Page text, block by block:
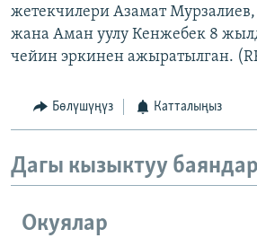
жетекчилери Азамат
жана Аман уулу Кенжебек 8
чейин эркинен ажыратылган.
Бөлүшүңүз Катталыңыз
Дагы кызыктуу баяндар
Окуялар